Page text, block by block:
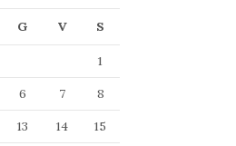
G V S
1
6 7
8
13 14
15